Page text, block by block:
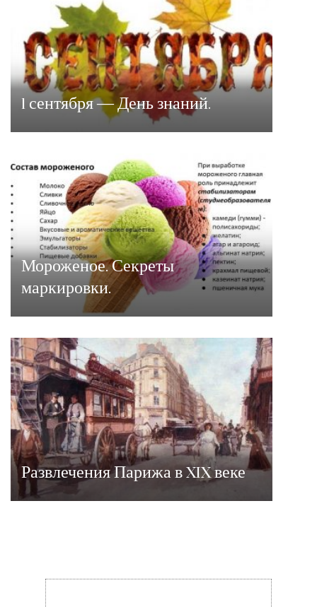
1 сентября — День знаний.
Мороженое. Секреты
маркировки.
Развлечения Парижа в XIX веке